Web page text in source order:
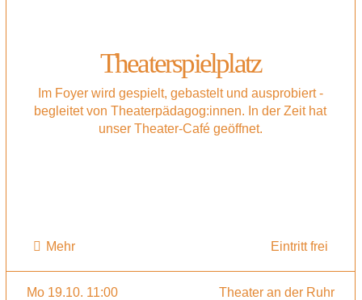
Theaterspielplatz
Im Foyer wird gespielt, gebastelt und ausprobiert -
begleitet von Theaterpädagog:innen. In der Zeit hat
unser Theater-Café geöffnet.
Mehr Eintritt frei
Mo 19.10. 11:00 Theater an der Ruhr